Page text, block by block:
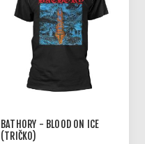
BATHORY - BLOOD ON ICE
(TRIČKO)